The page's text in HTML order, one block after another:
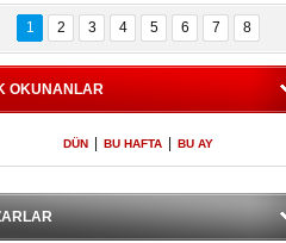
İstanbul
Adaları
600 milletvekilinin
listesi
1 2 3 4 5 6 7 8
OKUNANLAR
DÜN BU HAFTA BU AY